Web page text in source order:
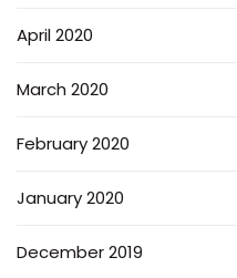
April 2020
March 2020
February 2020
January 2020
December 2019